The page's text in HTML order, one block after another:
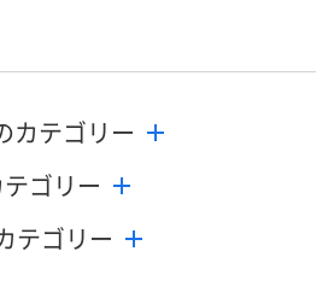
カテゴリー
ゴリー
テゴリー